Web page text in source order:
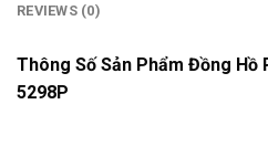
REVIEWS (0)
Thông Số Sản Phẩm Đồng
5298P